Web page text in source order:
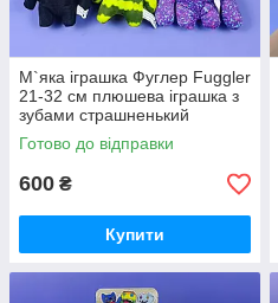
М`яка іграшка Фуглер Fuggler
21-32 см плюшева іграшка з
зубами страшненький
улюбленець Фаглер
Готово до відправки
600 ₴
Купити